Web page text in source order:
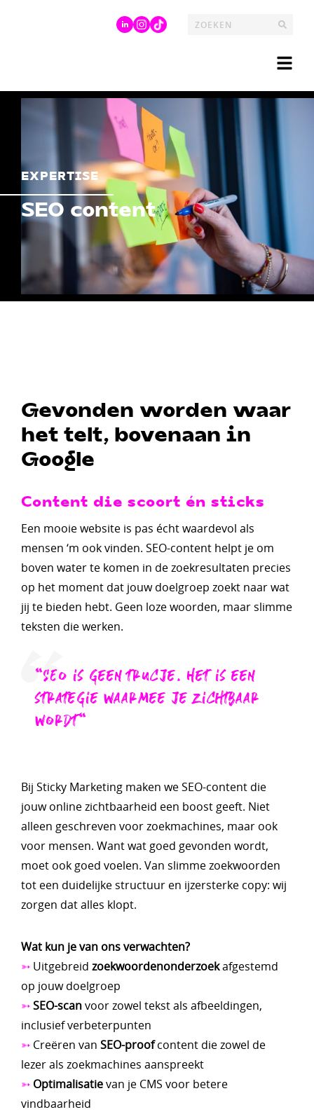
EXPERTISE
SEO content
Gevonden worden waar
het telt, bovenaan in
Google
Content die scoort én sticks
Een mooie website is pas écht waardevol als
mensen ‘m ook vinden. SEO-content helpt je om
boven water te komen in de zoekresultaten precies
op het moment dat jouw doelgroep zoekt naar wat
jij te bieden hebt. Geen loze woorden, maar slimme
teksten die werken.
"SEO is geen trucje. Het is een
strategie waarmee je zichtbaar
wordt"
Bij Sticky Marketing maken we SEO-content die
jouw online zichtbaarheid een boost geeft. Niet
alleen geschreven voor zoekmachines, maar ook
voor mensen. Want wat goed gevonden wordt,
moet ook goed voelen. Van slimme zoekwoorden
tot een duidelijke structuur en ijzersterke copy: wij
zorgen dat alles klopt.
Wat kun je van ons verwachten?
➳ Uitgebreid zoekwoordenonderzoekafgestemd
op jouw doelgroep
➳SEO-scanvoor zowel tekst als afbeeldingen,
inclusief verbeterpunten
➳ Creëren van SEO-proofcontent die zowel de
lezer als zoekmachines aanspreekt
➳ Optimalisatievan je CMS voor betere
vindbaarheid